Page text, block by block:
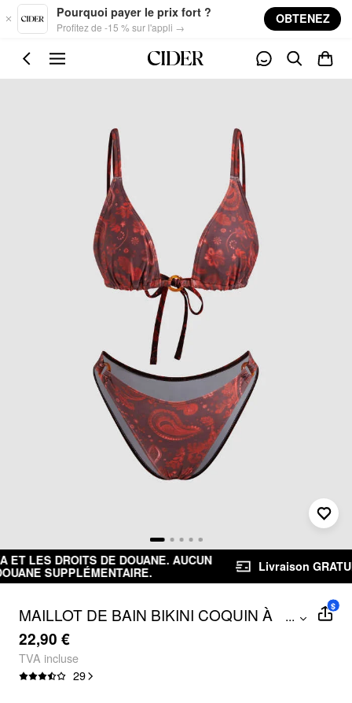
Skip to main content
Pourquoi payer le prix fort ?
Profitez de -15 % sur l'appli →
OBTENEZ
Livraison GRATUITE dès 39,00 € Retours gratuits
MAILLOT DE BAIN BIKINI COQUIN À
ANNEAU FLORAL
...
22,90 €
TVA incluse
29
$